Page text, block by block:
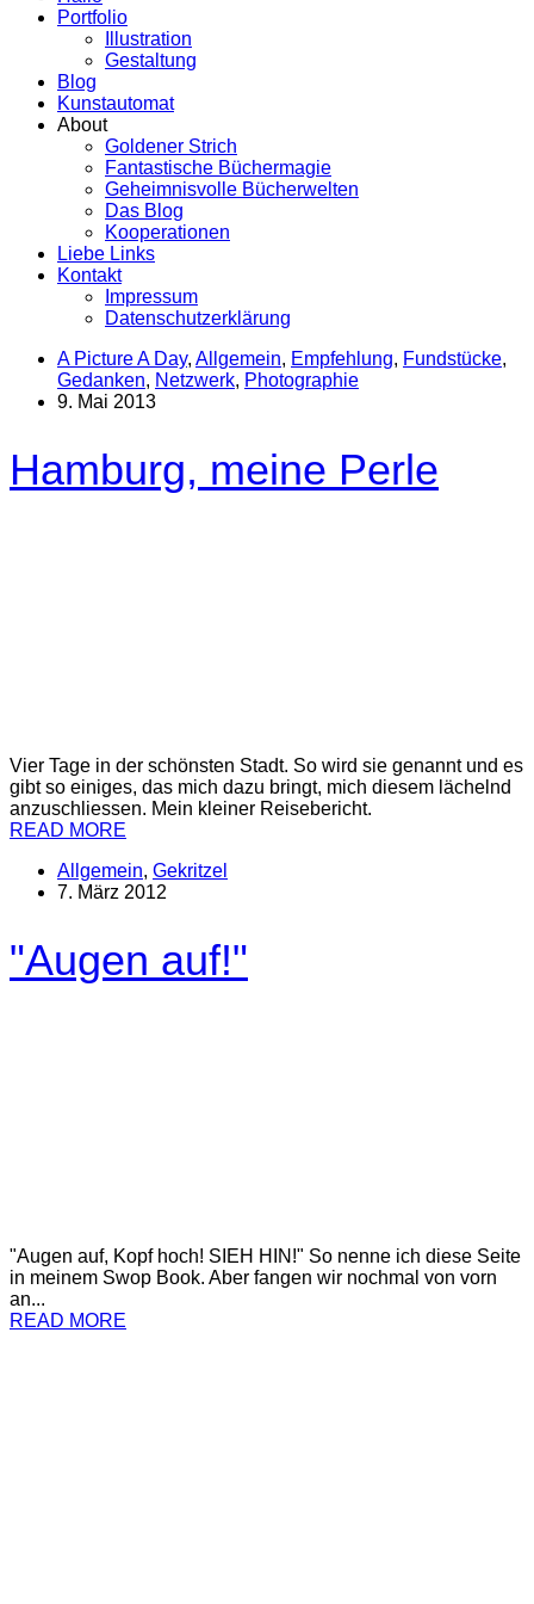
Portfolio
Illustration
Gestaltung
Blog
Kunstautomat
About
Goldener Strich
Fantastische Büchermagie
Geheimnisvolle Bücherwelten
Das Blog
Kooperationen
Liebe Links
Kontakt
Impressum
Datenschutzerklärung
A Picture A Day, Allgemein, Empfehlung, Fundstücke,
Gedanken, Netzwerk, Photographie
9. Mai 2013
Hamburg, meine Perle
Vier Tage in der schönsten Stadt. So wird sie genannt und es
gibt so einiges, das mich dazu bringt, mich diesem lächelnd
anzuschliessen. Mein kleiner Reisebericht.
READ MORE
Allgemein, Gekritzel
7. März 2012
"Augen auf!"
"Augen auf, Kopf hoch! SIEH HIN!" So nenne ich diese Seite
in meinem Swop Book. Aber fangen wir nochmal von vorn
an...
READ MORE